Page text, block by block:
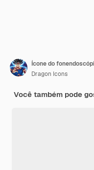
Ícone do
Dragon Icons
Você também pode